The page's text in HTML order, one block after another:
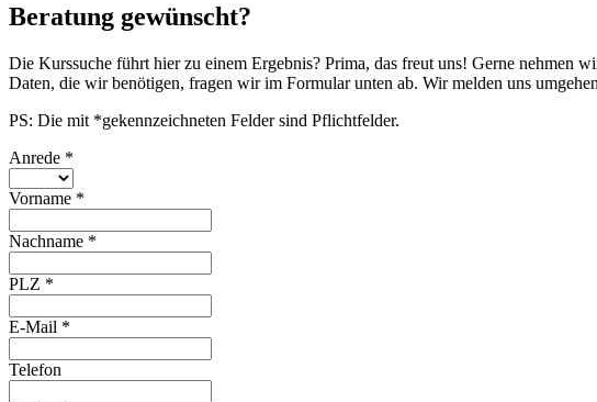
Beratung gewünscht?
Die Kurssuche führt hier zu einem Ergebnis? Prima, das freut uns! Gerne
Daten, die wir benötigen, fragen wir im Formular unten ab. Wir melden uns
PS: Die mit *gekennzeichneten Felder sind Pflichtfelder.
Anrede *
Vorname *
Nachname *
PLZ *
E-Mail *
Telefon